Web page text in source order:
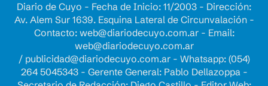
Diario de Cuyo - Fecha de Inicio: 11/2003 - Dirección:
Av. Alem Sur 1639. Esquina Lateral de Circunvalación -
Contacto: web@diariodecuyo.com.ar- Email:
web@diariodecuyo.com.ar
/ publicidad@diariodecuyo.com.ar- Whatsapp: (054)
264 5045343 - Gerente General: Pablo Dellazoppa -